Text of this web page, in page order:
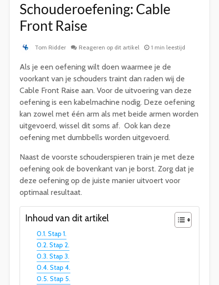
Schouderoefening: Cable
Front Raise
Tom Ridder Reageren op dit artikel 1 min leestijd
Als je een oefening wilt doen waarmee je de
voorkant van je schouders traint dan raden wij de
Cable Front Raise aan. Voor de uitvoering van deze
oefening is een kabelmachine nodig. Deze oefening
kan zowel met één arm als met beide armen worden
uitgevoerd, wissel dit soms af. Ook kan deze
oefening met dumbbells worden uitgevoerd.
Naast de voorste schouderspieren train je met deze
oefening ook de bovenkant van je borst. Zorg dat je
deze oefening op de juiste manier uitvoert voor
optimaal resultaat.
Inhoud van dit artikel
Stap 1.
Stap 2.
Stap 3.
Stap 4.
Stap 5.